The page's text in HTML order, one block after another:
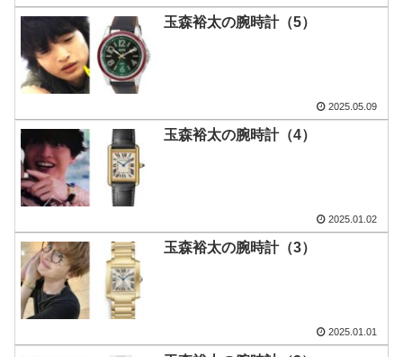
玉森裕太の腕時計（5）
2025.05.09
玉森裕太の腕時計（4）
2025.01.02
玉森裕太の腕時計（3）
2025.01.01